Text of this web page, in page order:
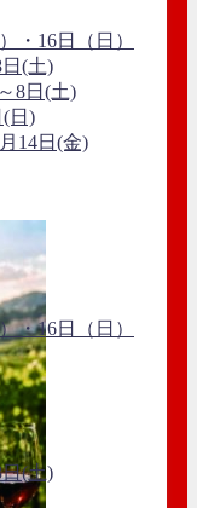
・16日（日）
(土)
8日(土)
日)
14日(金)
・16日（日）
(土)